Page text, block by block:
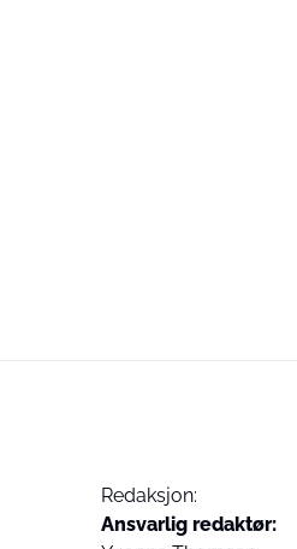
Redaksjon:
Ansvarlig redaktør: